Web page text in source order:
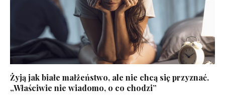
Żyją jak białe małżeństwo, ale nie chcą się przyznać.
„Właściwie nie wiadomo, o co chodzi”